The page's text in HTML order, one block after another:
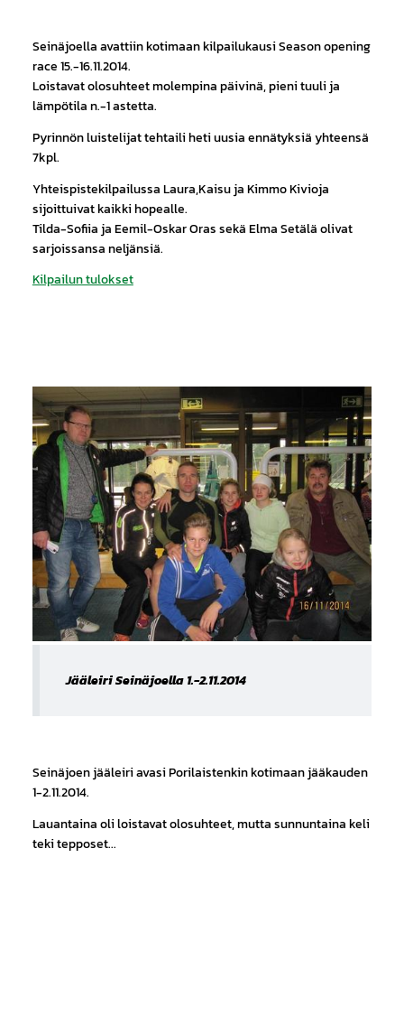
Seinäjoella avattiin kotimaan kilpailukausi Season opening
race 15.-16.11.2014.
Loistavat olosuhteet molempina päivinä, pieni tuuli ja
lämpötila n.-1 astetta.
Pyrinnön luistelijat tehtaili heti uusia ennätyksiä yhteensä
7kpl.
Yhteispistekilpailussa Laura,Kaisu ja Kimmo Kivioja
sijoittuivat kaikki hopealle.
Tilda-Sofiia ja Eemil-Oskar Oras sekä Elma Setälä olivat
sarjoissansa neljänsiä.
Kilpailun tulokset
Jääleiri Seinäjoella 1.-2.11.2014
Seinäjoen jääleiri avasi Porilaistenkin kotimaan jääkauden
1-2.11.2014.
Lauantaina oli loistavat olosuhteet, mutta sunnuntaina keli
teki tepposet...